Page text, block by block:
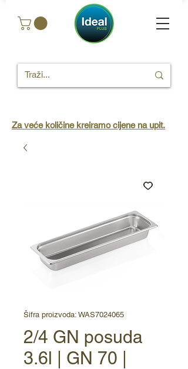
Za veće količine kreiramo cijene na upit.
Šifra proizvoda: WAS7024065
2/4 GN posuda
3.6l | GN 70 |